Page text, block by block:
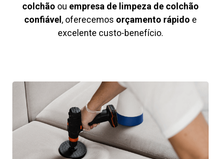
colchão ou empresa de limpeza de colchão
confiável , oferecemos orçamento rápido e
excelente custo-benefício.